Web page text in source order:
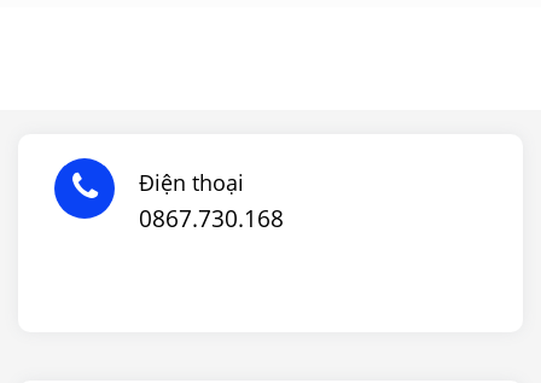
Điện thoại
0867.730.168